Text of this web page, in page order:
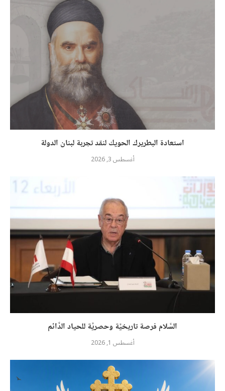
استعادة البطريرك الحويك لنقد تجربة لبنان الدولة
أغسطس 3, 2026
السَّلام فرصة تاريخيَّة وحصريَّة للحياد الدَّائم
أغسطس 1, 2026